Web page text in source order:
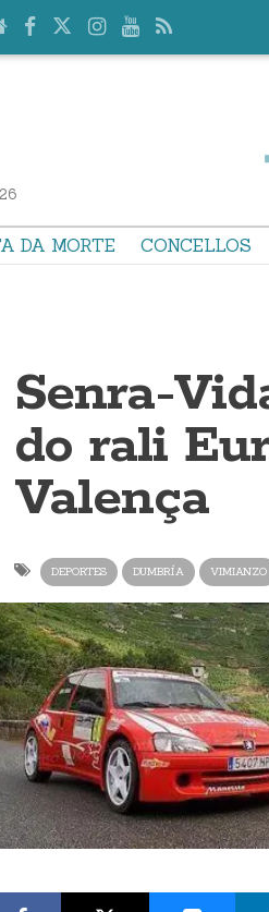
DA MORTE CONCELLOS
Senra-
do rali
Valença
DEPORTES DUMBRÍA VIMIANZO